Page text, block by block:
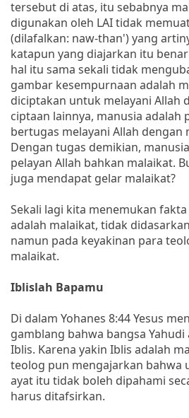
tersebut di atas, itu sebabnya
digunakan oleh LAI tidak
(dilafalkan: naw-than') yang
katapun yang diajarkan itu
hal itu sama sekali tidak
gambar kesempurnaan adalah
diciptakan untuk melayani Allah
ciptaan lainnya, manusia adalah
bertugas melayani Allah dengan
Dengan tugas demikian,
pelayan Allah bahkan malaikat.
juga mendapat gelar malaikat?
Sekali lagi kita menemukan
adalah malaikat, tidak
namun pada keyakinan para
malaikat.
Iblislah Bapamu
Di dalam Yohanes 8:44 Yesus
gamblang bahwa bangsa
Iblis. Karena yakin Iblis adalah
teolog pun mengajarkan bahwa
ayat itu tidak boleh dipahami
harus ditafsirkan.